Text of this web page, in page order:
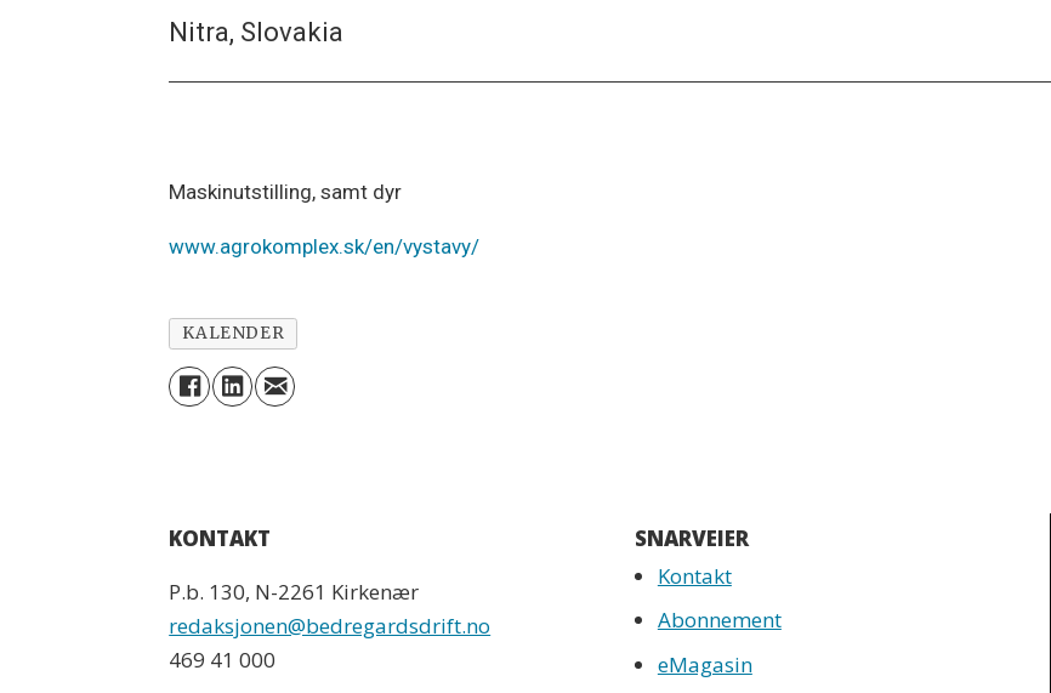
Nitra, Slovakia
Maskinutstilling, samt dyr
www.agrokomplex.sk/en/vystavy/
KALENDER
KONTAKT
P.b. 130, N-2261 Kirkenær
redaksjonen@bedregardsdrift.no
469 41 000
SNARVEIER
Kontakt
Abonnement
eMagasin